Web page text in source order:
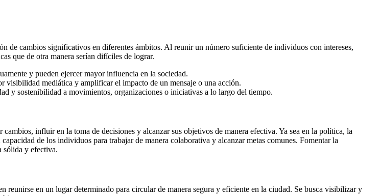
de cambios significativos en diferentes ámbitos. Al reunir un número suficiente de individuos con intereses,
que de otra manera serían difíciles de lograr.
y pueden ejercer mayor influencia en la sociedad.
visibilidad mediática y amplificar el impacto de un mensaje o una acción.
y sostenibilidad a movimientos, organizaciones o iniciativas a lo largo del tiempo.
influir en la toma de decisiones y alcanzar sus objetivos de manera efectiva. Ya sea en la política, la
de los individuos para trabajar de manera colaborativa y alcanzar metas comunes. Fomentar la
sólida y efectiva.
reunirse en un lugar determinado para circular de manera segura y eficiente en la ciudad. Se busca visibilizar y